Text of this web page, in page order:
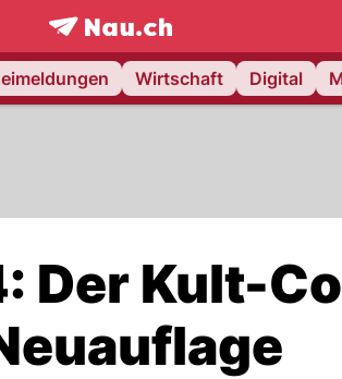
frontpage.NAU.ch
Wirtschaft Digital
Der Kult-